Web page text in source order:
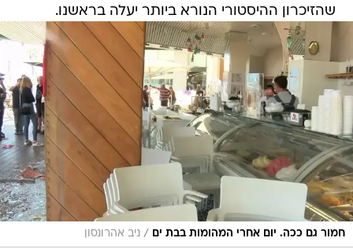
שהזיכרון ההיסטורי הנורא ביותר יעלה בראשנו.
חמור גם ככה. יום אחרי המהומות בבת ים / ניב אהרונסון